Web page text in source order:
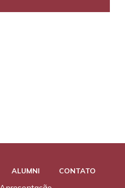
ALUMNI CONTATO